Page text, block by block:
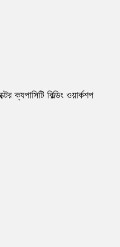
ক্যপাসিটি বিল্ডিং ওয়ার্কশপ